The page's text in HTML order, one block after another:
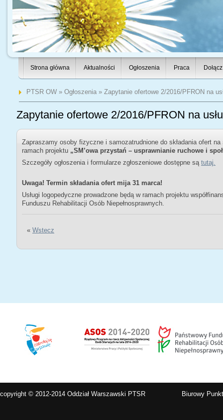
Strona główna Aktualności Ogłoszenia Praca
PTSR OW» Ogłoszenia» Zapytanie ofertowe 2/2016/PFRON na
Zapytanie ofertowe 2/2016/PFRON na
Zapraszamy osoby fizyczne i samozatrudnione do składania ofert na
ramach projektu „SM’owa przystań – usprawnianie ruchowe i
Szczegóły ogłoszenia i formularze zgłoszeniowe dostępne są tutaj.
Uwaga! Termin składania ofert mija 31 marca!
Usługi logopedyczne prowadzone będą w ramach projektu
Funduszu Rehabilitacji Osób Niepełnosprawnych.
« Wstecz
copyright © 2012-2014 Oddział Warszawski PTSR Biurowy